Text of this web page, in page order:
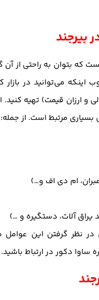
بیرجند
که بتوان به راحتی از
می‌توانید در
و ارزان قیمت) تهیه کنید.
مرتبط است. از جمله:
ام دی اف و…)
آلات، دستگیره و …)
در نظر گرفتن این
ساوا دکور در ارتباط باشید.